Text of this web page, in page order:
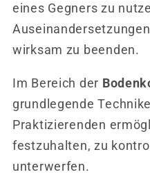
eines Gegners zu
wirksam zu beenden.
Im Bereich der
grundlegende
Praktizierenden
festzuhalten, zu
unterwerfen.